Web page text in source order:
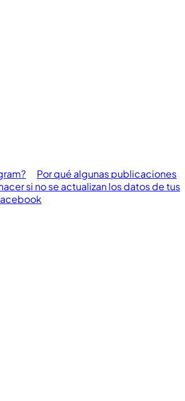
Por qué algunas publicaciones
si no se actualizan los datos de tus